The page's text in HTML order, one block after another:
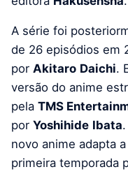
A série foi
de 26 episódios em
por Akitaro Daichi.
versão do anime
pela TMS
por Yoshihide Ibata
novo anime adapta
primeira temporada